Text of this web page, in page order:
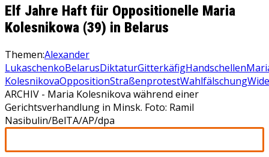
Elf Jahre Haft für Oppositionelle Maria
Kolesnikowa (39) in Belarus
Themen:Alexander
LukaschenkoBelarusDiktaturGitterkäfigHandschellen
KolesnikovaOppositionStraßenprotestWahlfälschung
ARCHIV - Maria Kolesnikova während einer
Gerichtsverhandlung in Minsk. Foto: Ramil
Nasibulin/BelTA/AP/dpa